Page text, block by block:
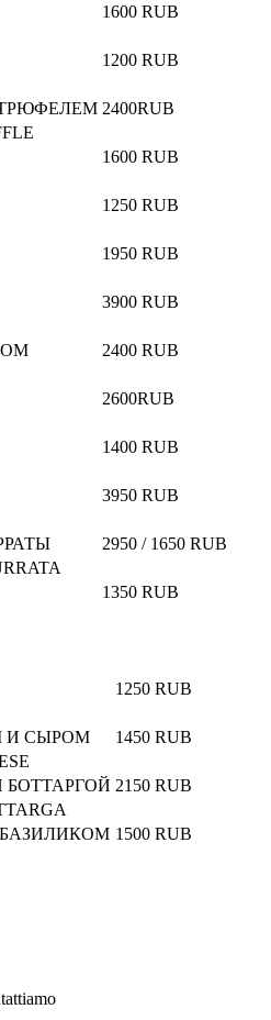
1600 RUB
1200 RUB
2400RUB
1600 RUB
1250 RUB
1950 RUB
3900 RUB
2400 RUB
2600RUB
1400 RUB
3950 RUB
2950 / 1650 RUB
1350 RUB
1250 RUB
И СЫРОМ
1450 RUB
2150 RUB
1500 RUB